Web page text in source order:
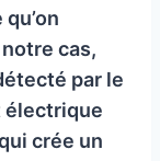
cas,
par le
électrique
crée un